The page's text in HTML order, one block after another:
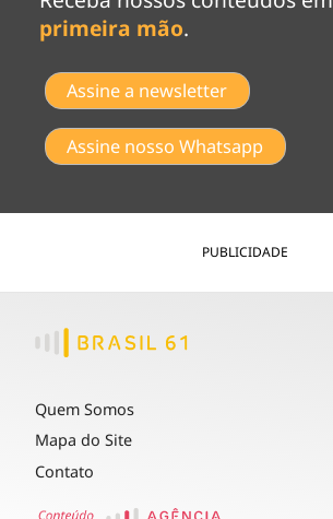
primeira mão.
Assine a newsletter
Assine nosso Whatsapp
PUBLICIDADE
Quem Somos
Mapa do Site
Contato